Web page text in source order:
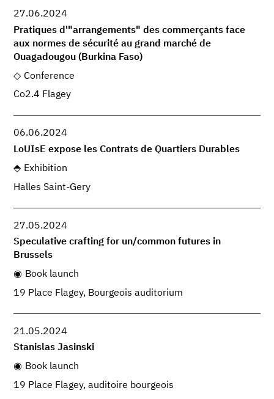
27.06.2024
Pratiques d'"arrangements" des commerçants face
aux normes de sécurité au grand marché de
Ouagadougou (Burkina Faso)
Conference
Co2.4 Flagey
06.06.2024
LoUIsE expose les Contrats de Quartiers Durables
Exhibition
Halles Saint-Gery
27.05.2024
Speculative crafting for un/common futures in
Brussels
Book launch
19 Place Flagey, Bourgeois auditorium
21.05.2024
Stanislas Jasinski
Book launch
19 Place Flagey, auditoire bourgeois